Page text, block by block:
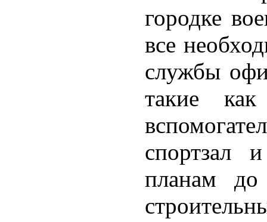
городке
все
службы
такие
спортзал
планам